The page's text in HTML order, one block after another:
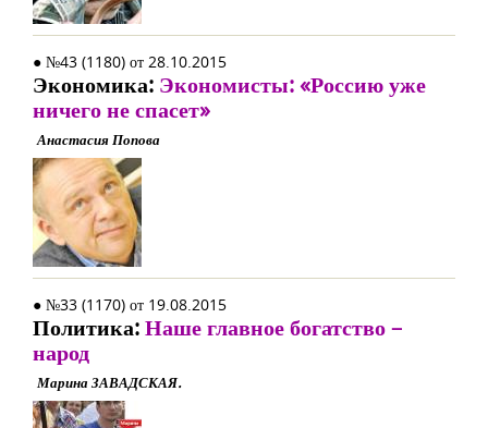
● №43 (1180) от 28.10.2015
Экономика: Экономисты: «Россию уже
ничего не спасет»
Анастасия Попова
● №33 (1170) от 19.08.2015
Политика:Наше главное богатство –
народ
Марина ЗАВАДСКАЯ.